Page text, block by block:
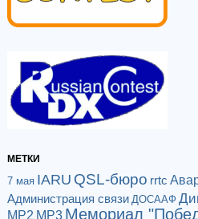
МЕТКИ
7 мая IARU QSL-бюро rrtc
Администрация связи ДОСААФ
МР2 МР3 Мемориал